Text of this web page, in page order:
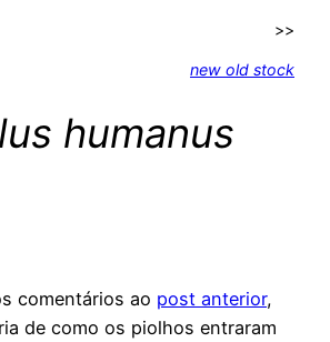
>>
new old stock
humanus
comentários ao post anterior,
de como os piolhos entraram